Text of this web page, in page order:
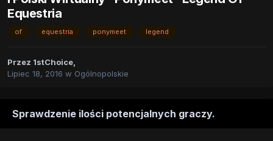
Equestria
of equestria ponymeet legend
Przez 1stChoice,
Lipiec 18, 2016 w Ogólnopolskie
Sprawdzenie ilości potencjalnych graczy.